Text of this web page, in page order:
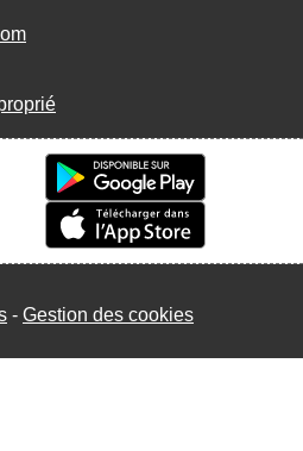
Gestion des cookies